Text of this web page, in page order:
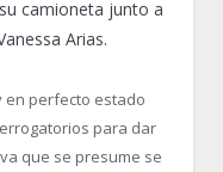
camioneta junto a
Arias.
en perfecto estado
para dar
que se presume se